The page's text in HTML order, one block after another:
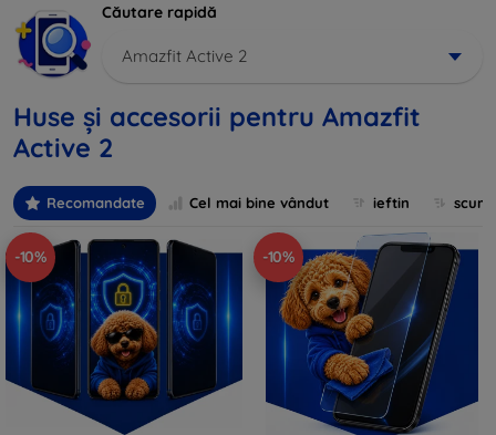
Căutare rapidă
Amazfit Active 2
Huse și accesorii pentru Amazfit
Active 2
Recomandate Cel mai bine vândut ieftin
-10% -10%